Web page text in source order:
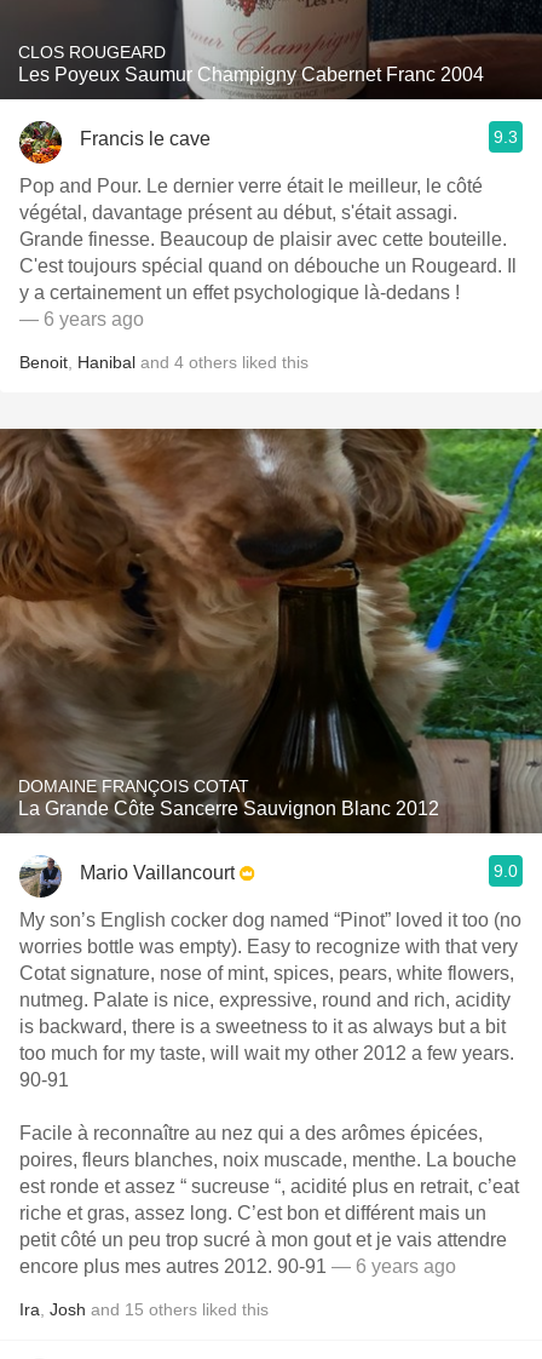
CLOS ROUGEARD
Les Poyeux Saumur Champigny Cabernet Franc 2004
Francis le cave 9.3
Pop and Pour. Le dernier verre était le meilleur, le côté
végétal, davantage présent au début, s'était assagi.
Grande finesse. Beaucoup de plaisir avec cette bouteille.
C'est toujours spécial quand on débouche un Rougeard. Il
y a certainement un effet psychologique là-dedans !
— 6 years ago
Benoit Hanibal and 4 others liked this
DOMAINE FRANÇOIS COTAT
La Grande Côte Sancerre Sauvignon Blanc 2012
Mario Vaillancourt 9.0
My son’s English cocker dog named “Pinot” loved it too (no
worries bottle was empty). Easy to recognize with that very
Cotat signature, nose of mint, spices, pears, white flowers,
nutmeg. Palate is nice, expressive, round and rich, acidity
is backward, there is a sweetness to it as always but a bit
too much for my taste, will wait my other 2012 a few years.
90-91
Facile à reconnaître au nez qui a des arômes épicées,
poires, fleurs blanches, noix muscade, menthe. La bouche
est ronde et assez “ sucreuse “, acidité plus en retrait, c’eat
riche et gras, assez long. C’est bon et différent mais un
petit côté un peu trop sucré à mon gout et je vais attendre
encore plus mes autres 2012. 90-91 — 6 years ago
Ira Josh and 15 others liked this